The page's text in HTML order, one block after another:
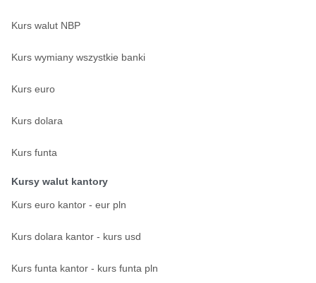
Kurs walut NBP
Kurs wymiany wszystkie banki
Kurs euro
Kurs dolara
Kurs funta
Kursy walut kantory
Kurs euro kantor - eur pln
Kurs dolara kantor - kurs usd
Kurs funta kantor - kurs funta pln